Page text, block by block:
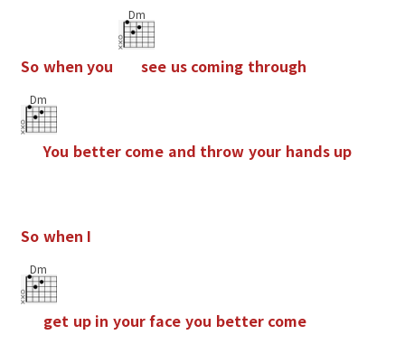
So when you
Dm
see us coming through
Dm
You better come and throw your hands up
So when I
Dm
get up in yourface you better come